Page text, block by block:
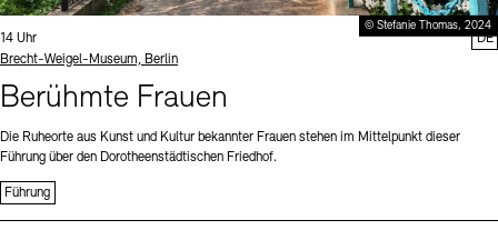
© Stefanie Thomas, 2024
Uhrzeit:
14 Uhr
Standort
Brecht-Weigel-Museum, Berlin
Berühmte Frauen
Die Ruheorte aus Kunst und Kultur bekannter Frauen stehen im Mittelpunkt dieser
Führung über den Dorotheenstädtischen Friedhof.
Führung
DE